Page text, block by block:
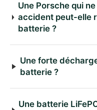
Une Porsche qui
accident peut-elle
batterie ?
Une forte
batterie ?
Une batterie